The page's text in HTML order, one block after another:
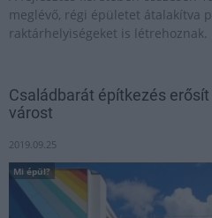
meglévő, régi épületet átalakítva
raktárhelyiségeket is létrehoznak.
Családbarát építkezés
várost
2019.09.25
Mi épül?